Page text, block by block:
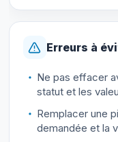
Erreurs à
Ne pas effacer
statut et les
Remplacer une
demandée et la